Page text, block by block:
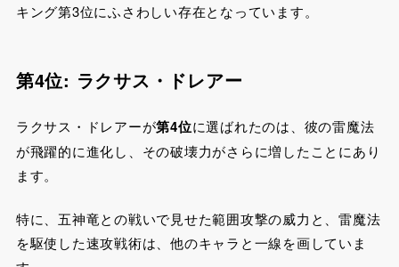
キング第3位にふさわしい存在となっています。
第4位: ラクサス・ドレアー
ラクサス・ドレアーが第4位に選ばれたのは、彼の雷魔法
が飛躍的に進化し、その破壊力がさらに増したことにあり
ます。
特に、五神竜との戦いで見せた範囲攻撃の威力と、雷魔法
を駆使した速攻戦術は、他のキャラと一線を画していま